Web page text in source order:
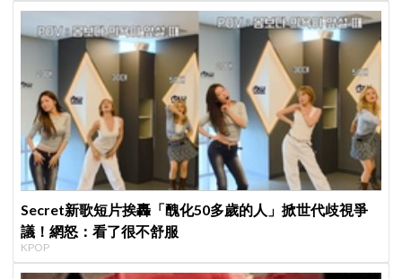
Secret新歌短片挨轟「醜化50多歲的人」掀世代歧視爭
議！網怒：看了很不舒服
KPOP